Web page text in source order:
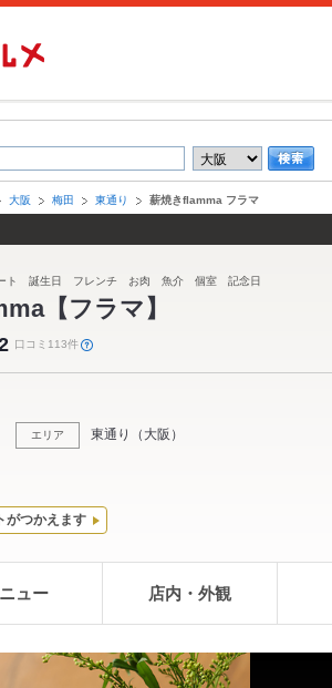
大阪 梅田 東通り 薪焼きflamma フラマ
ト 誕生日 フレンチ お肉 魚介 個室 記念日
【フラマ】
口コミ113件
エリア 東通り （ 大阪 ）
がつかえます
ュー 店内・外観